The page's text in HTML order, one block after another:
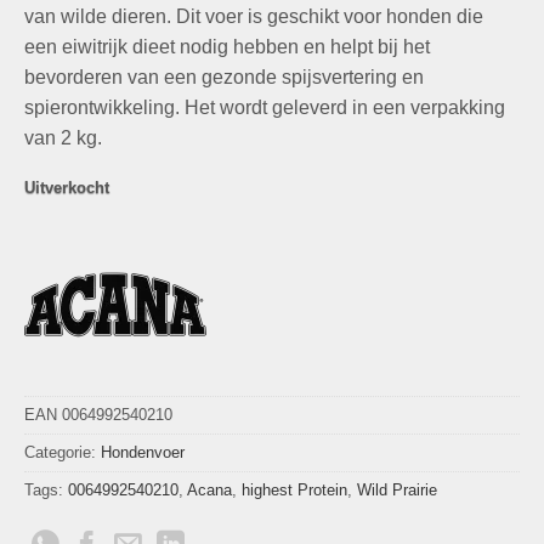
van wilde dieren. Dit voer is geschikt voor honden die
een eiwitrijk dieet nodig hebben en helpt bij het
bevorderen van een gezonde spijsvertering en
spierontwikkeling. Het wordt geleverd in een verpakking
van 2 kg.
Uitverkocht
EAN 0064992540210
Categorie: Hondenvoer
Tags: 0064992540210 Acana highest Protein Wild Prairie